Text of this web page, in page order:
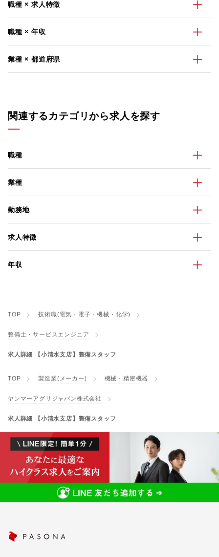
職種 × 求人特徴
職種 × 年収
業種 × 都道府県
関連するカテゴリから求人を探す
職種
業種
勤務地
求人特徴
年収
TOP 技術職(電気・電子・機械・化学)
整備士・サービスエンジニア
求人詳細 【小清水支店】整備スタッフ
TOP 製造業(メーカー) 機械・精密機器
ヤンマーアグリジャパン株式会社
求人詳細 【小清水支店】整備スタッフ